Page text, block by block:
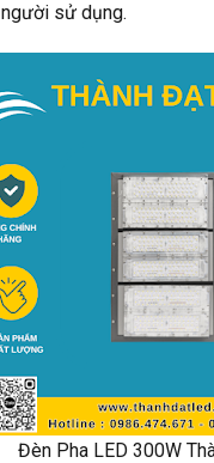
sử dụng.
Đèn Pha LED 300W